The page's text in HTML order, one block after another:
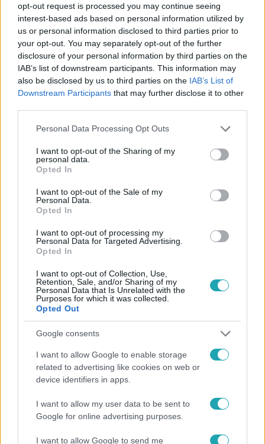
opt-out request is processed you may continue seeing
interest-based ads based on personal information utilized by
us or personal information disclosed to third parties prior to
your opt-out. You may separately opt-out of the further
disclosure of your personal information by third parties on the
IAB’s list of downstream participants. This information may
also be disclosed by us to third parties on the IAB’s List of
Downstream Participants that may further disclose it to other
Please note that this website/app uses one or more Google
not limited to your visit or usage behaviour. You may click to
grant or deny consent to Google and its third-party tags to
use your data for below specified purposes in below Google
consent section.
Personal Data Processing Opt Outs
I want to opt-out of the Sharing of my
personal data.
Opted In
I want to opt-out of the Sale of my
Personal Data.
Opted In
I want to opt-out of processing my
Personal Data for Targeted Advertising.
Opted In
I want to opt-out of Collection, Use,
Retention, Sale, and/or Sharing of my
Personal Data that Is Unrelated with the
Purposes for which it was collected.
Opted Out
Google consents
I want to allow Google to enable storage
related to advertising like cookies on web or
device identifiers in apps.
I want to allow my user data to be sent to
Google for online advertising purposes.
I want to allow Google to send me
Kövess minket, és értesülj a friss hírekről a
Facebookon is!
FROHNER FECÓ ÁZSIA # UTAZÁS
Népszerű